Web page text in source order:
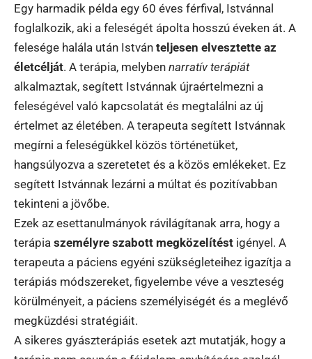
Egy harmadik példa egy 60 éves férfival, Istvánnal
foglalkozik, aki a feleségét ápolta hosszú éveken át. A
felesége halála után István teljesen elvesztette az
életcélját. A terápia, melyben narratív terápiát
alkalmaztak, segített Istvánnak újraértelmezni a
feleségével való kapcsolatát és megtalálni az új
értelmet az életében. A terapeuta segített Istvánnak
megírni a feleségükkel közös történetüket,
hangsúlyozva a szeretetet és a közös emlékeket. Ez
segített Istvánnak lezárni a múltat és pozitívabban
tekinteni a jövőbe.
Ezek az esettanulmányok rávilágítanak arra, hogy a
terápia személyre szabott megközelítést igényel. A
terapeuta a páciens egyéni szükségleteihez igazítja a
terápiás módszereket, figyelembe véve a veszteség
körülményeit, a páciens személyiségét és a meglévő
megküzdési stratégiáit.
A sikeres gyászterápiás esetek azt mutatják, hogy a